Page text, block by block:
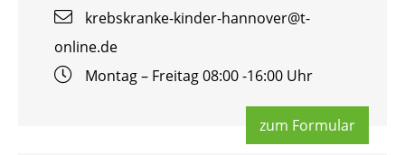
krebs­kran­ke-kin­der-han­no­ver@​t-​
online.​de
Mon­tag – Frei­tag 08:00 -16:00 Uhr
zum For­mu­lar